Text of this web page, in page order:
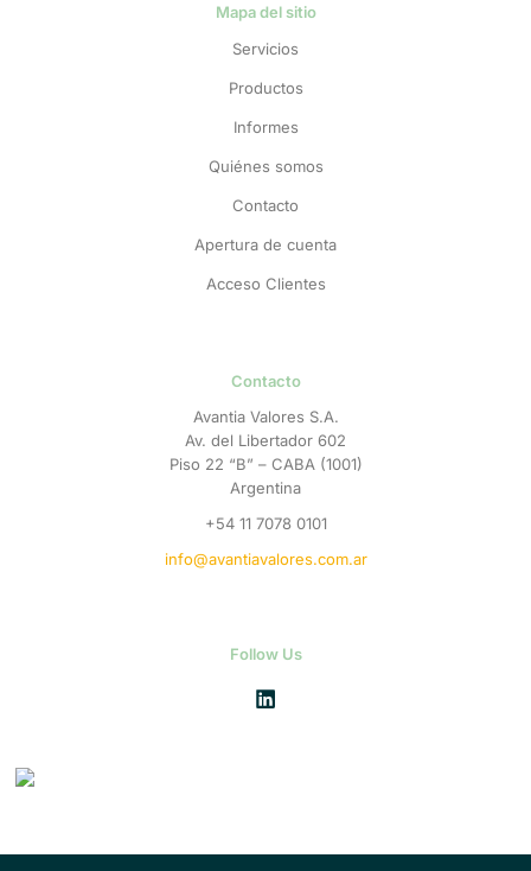
Mapa del sitio
Servicios
Productos
Informes
Quiénes somos
Contacto
Apertura de cuenta
Acceso Clientes
Contacto
Avantia Valores S.A.
Av. del Libertador 602
Piso 22 “B” – CABA (1001)
Argentina
+54 11 7078 0101
info@avantiavalores.com.ar
Follow Us